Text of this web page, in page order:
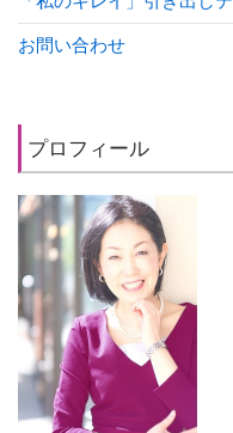
お問い合わせ
プロフィール